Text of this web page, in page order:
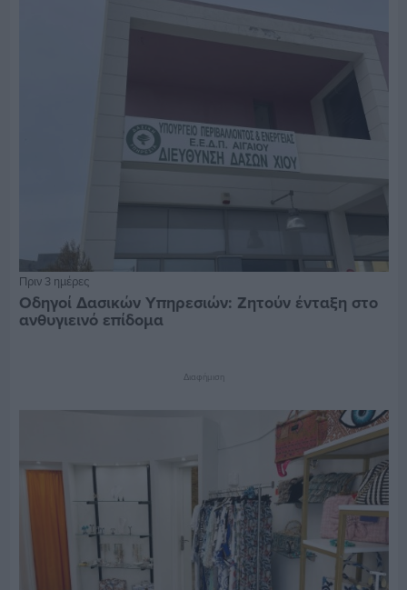
Πριν 3 ημέρες
Οδηγοί Δασικών Υπηρεσιών: Ζητούν ένταξη στο
ανθυγιεινό επίδομα
Διαφήμιση